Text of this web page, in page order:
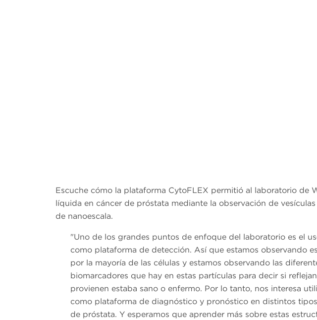
Escuche cómo la plataforma CytoFLEX permitió al laboratorio de
líquida en cáncer de próstata mediante la observación de
de nanoescala.
"Uno de los grandes puntos de enfoque del laboratorio es el
como plataforma de detección. Así que estamos observando
por la mayoría de las células y estamos observando las
biomarcadores que hay en estas partículas para decir si
provienen estaba sano o enfermo. Por lo tanto, nos interesa
como plataforma de diagnóstico y pronóstico en distintos
de próstata. Y esperamos que aprender más sobre estas